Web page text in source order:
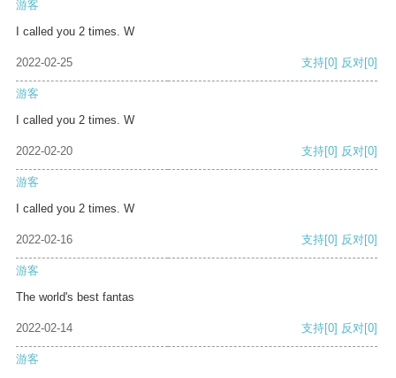
游客
I called you 2 times. W
2022-02-25 支持[0] 反对[0]
游客
I called you 2 times. W
2022-02-20 支持[0] 反对[0]
游客
I called you 2 times. W
2022-02-16 支持[0] 反对[0]
游客
The world's best fantas
2022-02-14 支持[0] 反对[0]
游客